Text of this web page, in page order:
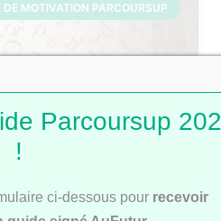
DE MOTIVATION PARCOURSUP
: 101
Parcoursup
!
ci-dessous pour recevoir